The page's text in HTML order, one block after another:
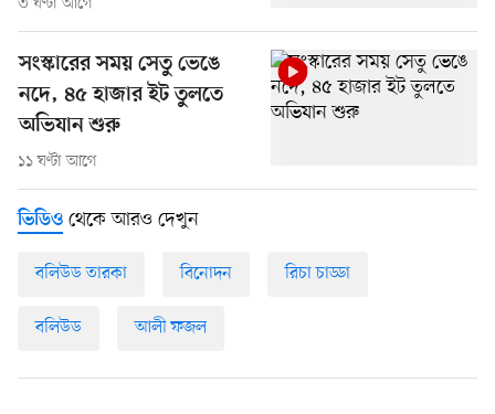
সংস্কারের সময় সেতু ভেঙে
নদে, ৪৫ হাজার ইট তুলতে
অভিযান শুরু
১১ ঘণ্টা আগে
ভিডিও থেকে আরও দেখুন
বলিউড তারকা বিনোদন রিচা চাড্ডা
বলিউড আলী ফজল